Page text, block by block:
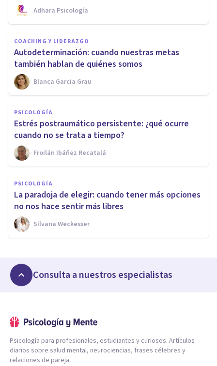
Adhara Psicología
COACHING Y LIDERAZGO
Autodeterminación: cuando nuestras metas
también hablan de quiénes somos
Blanca Garcia Grau
PSICOLOGÍA
Estrés postraumático persistente: ¿qué ocurre
cuando no se trata a tiempo?
Froilán Ibáñez Recatalá
PSICOLOGÍA
La paradoja de elegir: cuando tener más opciones
no nos hace sentir más libres
Silvana Weckesser
Consulta a nuestros especialistas
Psicología para profesionales, estudiantes y curiosos. Artículos
diarios sobre salud mental, neurociencias, frases célebres y
relaciones de pareja.